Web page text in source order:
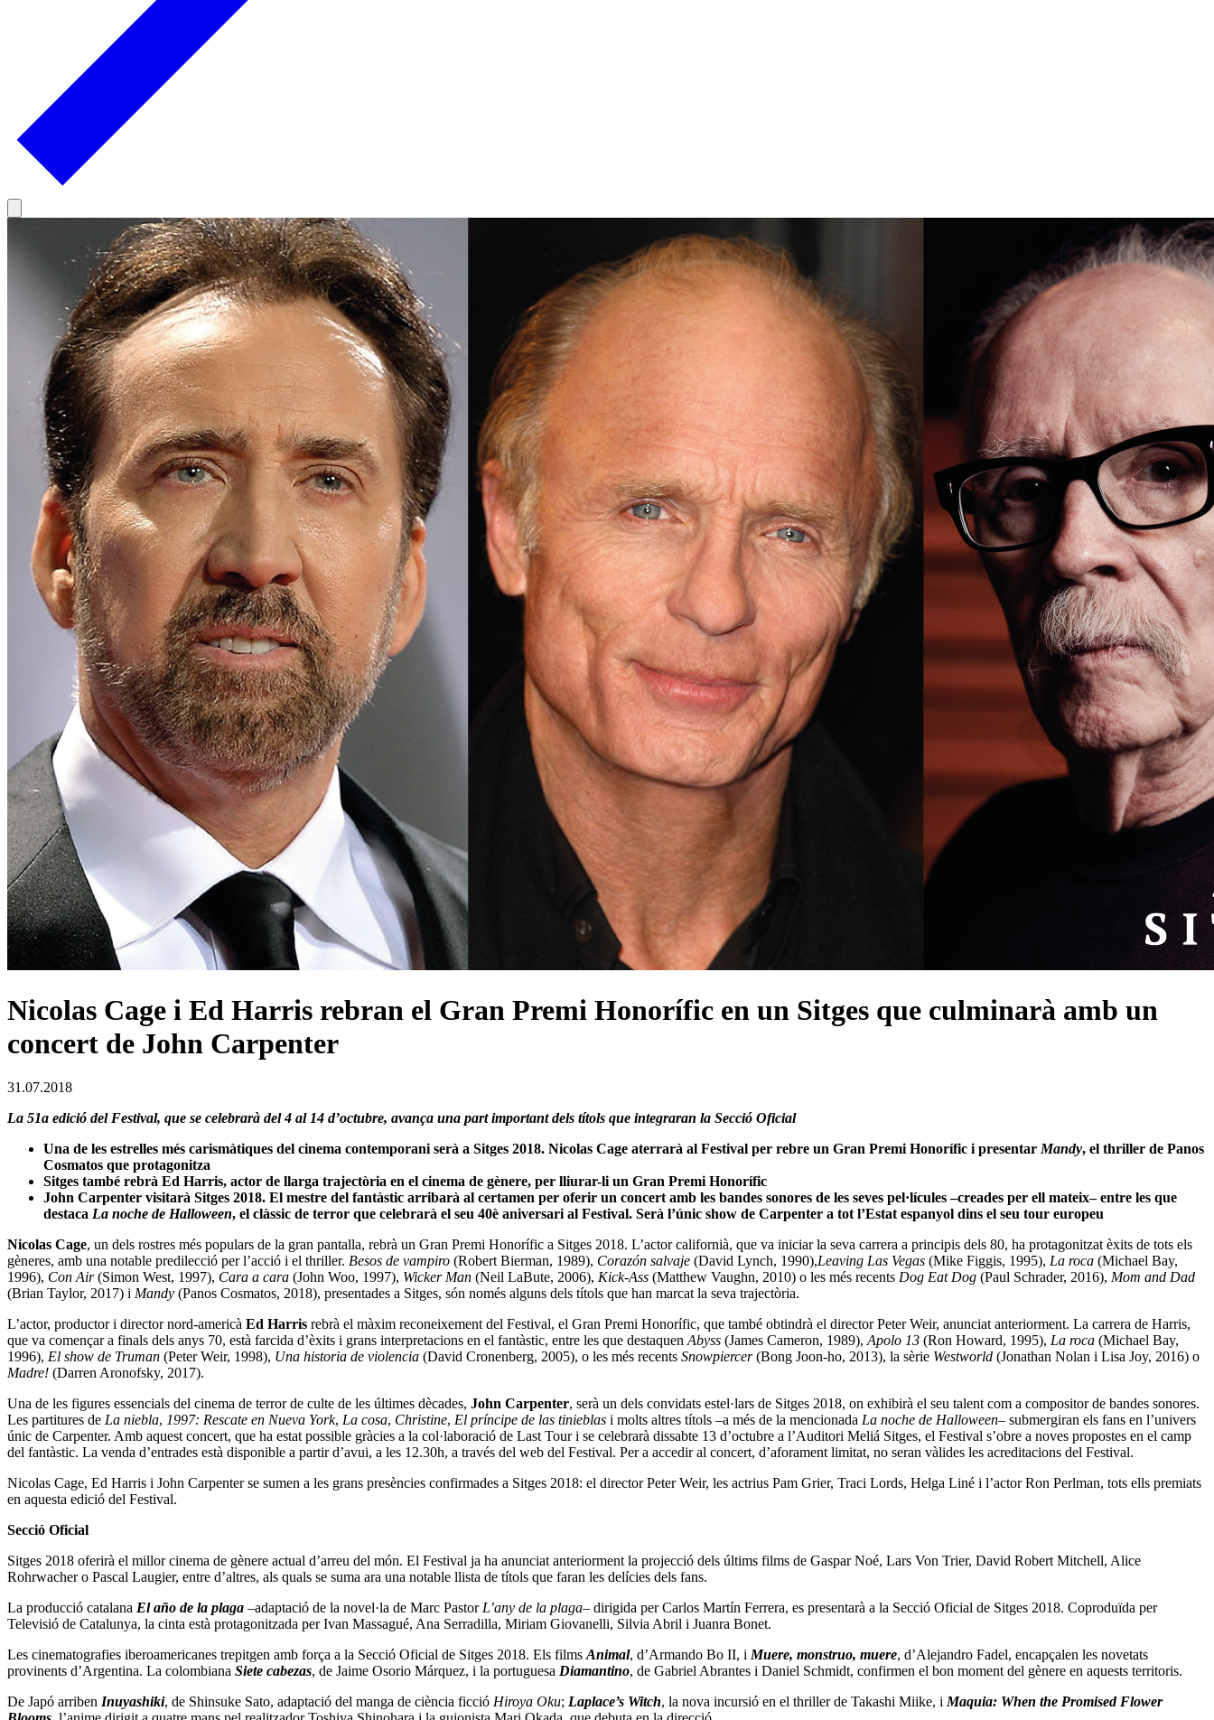
Nicolas Cage i Ed Harris rebran el Gran Premi Honorífic en un Sitges que culminarà amb un
concert de John Carpenter
31.07.2018
La 51a edició del Festival, que se celebrarà del 4 al 14 d’octubre, avança una part important dels títols que integraran la Secció Oficial
Una de les estrelles més carismàtiques del cinema contemporani serà a Sitges 2018. Nicolas Cage aterrarà al Festival per rebre un Gran Premi Honorífic i presentar Mandy, el thriller de Panos
Cosmatos que protagonitza
Sitges també rebrà Ed Harris, actor de llarga trajectòria en el cinema de gènere, per lliurar-li un Gran Premi Honorífic
John Carpenter visitarà Sitges 2018. El mestre del fantàstic arribarà al certamen per oferir un concert amb les bandes sonores de les seves pel·lícules –creades per ell mateix– entre les que
destaca La noche de Halloween, el clàssic de terror que celebrarà el seu 40è aniversari al Festival. Serà l’únic show de Carpenter a tot l’Estat espanyol dins el seu tour europeu
Nicolas Cage, un dels rostres més populars de la gran pantalla, rebrà un Gran Premi Honorífic a Sitges 2018. L’actor californià, que va iniciar la seva carrera a principis dels 80, ha protagonitzat èxits de tots els
gèneres, amb una notable predilecció per l’acció i el thriller. Besos de vampiro (Robert Bierman, 1989), Corazón salvaje (David Lynch, 1990),Leaving Las Vegas (Mike Figgis, 1995), La roca (Michael Bay,
1996), Con Air(Simon West, 1997), Cara a cara (John Woo, 1997), Wicker Man (Neil LaBute, 2006), Kick-Ass (Matthew Vaughn, 2010) o les més recents Dog Eat Dog (Paul Schrader, 2016), Mom and Dad
(Brian Taylor, 2017) i Mandy (Panos Cosmatos, 2018), presentades a Sitges, són només alguns dels títols que han marcat la seva trajectòria.
L’actor, productor i director nord-americà Ed Harris rebrà el màxim reconeixement del Festival, el Gran Premi Honorífic, que també obtindrà el director Peter Weir, anunciat anteriorment. La carrera de Harris,
que va començar a finals dels anys 70, està farcida d’èxits i grans interpretacions en el fantàstic, entre les que destaquen Abyss (James Cameron, 1989), Apolo 13 (Ron Howard, 1995), La roca (Michael Bay,
1996), El show de Truman (Peter Weir, 1998), Una historia de violencia (David Cronenberg, 2005), o les més recents Snowpiercer(Bong Joon-ho, 2013), la sèrie Westworld (Jonathan Nolan i Lisa Joy, 2016) o
Madre! (Darren Aronofsky, 2017).
Una de les figures essencials del cinema de terror de culte de les últimes dècades, John Carpenter, serà un dels convidats estel·lars de Sitges 2018, on exhibirà el seu talent com a compositor de bandes sonores.
Les partitures de La niebla, 1997: Rescate en Nueva York, La cosa, Christine, El príncipe de las tinieblas i molts altres títols –a més de la mencionada La noche de Halloween– submergiran els fans en l’univers
únic de Carpenter. Amb aquest concert, que ha estat possible gràcies a la col·laboració de Last Tour i se celebrarà dissabte 13 d’octubre a l’Auditori Meliá Sitges, el Festival s’obre a noves propostes en el camp
del fantàstic. La venda d’entrades està disponible a partir d’avui, a les 12.30h, a través del web del Festival. Per a accedir al concert, d’aforament limitat, no seran vàlides les acreditacions del Festival.
Nicolas Cage, Ed Harris i John Carpenter se sumen a les grans presències confirmades a Sitges 2018: el director Peter Weir, les actrius Pam Grier, Traci Lords, Helga Liné i l’actor Ron Perlman, tots ells premiats
en aquesta edició del Festival.
Secció Oficial
Sitges 2018 oferirà el millor cinema de gènere actual d’arreu del món. El Festival ja ha anunciat anteriorment la projecció dels últims films de Gaspar Noé, Lars Von Trier, David Robert Mitchell, Alice
Rohrwacher o Pascal Laugier, entre d’altres, als quals se suma ara una notable llista de títols que faran les delícies dels fans.
La producció catalana El año de la plaga –adaptació de la novel·la de Marc Pastor L’any de la plaga– dirigida per Carlos Martín Ferrera, es presentarà a la Secció Oficial de Sitges 2018. Coproduïda per
Televisió de Catalunya, la cinta està protagonitzada per Ivan Massagué, Ana Serradilla, Miriam Giovanelli, Silvia Abril i Juanra Bonet.
Les cinematografies iberoamericanes trepitgen amb força a la Secció Oficial de Sitges 2018. Els films Animal, d’Armando Bo II, i Muere, monstruo, muere, d’Alejandro Fadel, encapçalen les novetats
provinents d’Argentina. La colombiana Siete cabezas, de Jaime Osorio Márquez, i la portuguesa Diamantino, de Gabriel Abrantes i Daniel Schmidt, confirmen el bon moment del gènere en aquests territoris.
De Japó arriben Inuyashiki, de Shinsuke Sato, adaptació del manga de ciència ficció Hiroya Oku; Laplace’s Witch, la nova incursió en el thriller de Takashi Miike, i Maquia: When the Promised Flower